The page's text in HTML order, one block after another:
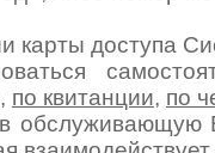
карты доступа
, по квитанции, по
в